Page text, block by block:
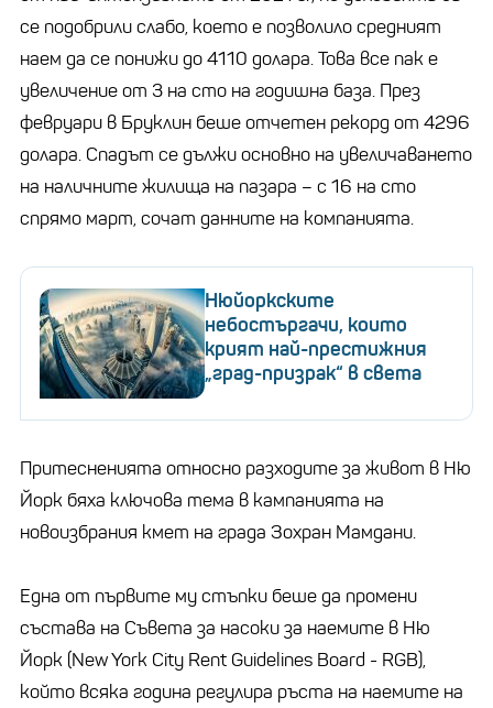
се подобрили слабо, което е позволило средният
наем да се понижи до 4110 долара. Това все пак е
увеличение от 3 на сто на годишна база. През
февруари в Бруклин беше отчетен рекорд от 4296
долара. Спадът се дължи основно на увеличаването
на наличните жилища на пазара – с 16 на сто
спрямо март, сочат данните на компанията.
Нюйоркските
небостъргачи, които
крият най-престижния
„град-призрак“ в света
Притесненията относно разходите за живот в Ню
Йорк бяха ключова тема в кампанията на
новоизбрания кмет на града Зохран Мамдани.
Една от първите му стъпки беше да промени
състава на Съвета за насоки за наемите в Ню
Йорк (New York City Rent Guidelines Board - RGB),
който всяка година регулира ръста на наемите на